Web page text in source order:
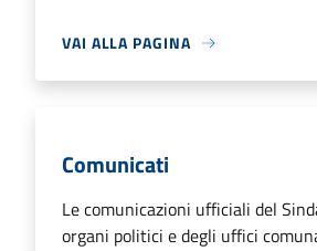
VAI ALLA PAGINA
Comunicati
Le comunicazioni ufficiali del
organi politici e degli uffici